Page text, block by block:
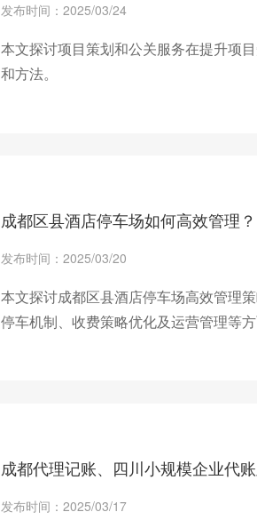
发布时间：2025/03/24
本文探讨项目策划和公关服务在提升项
和方法。
成都区县酒店停车场如何高效管理？
发布时间：2025/03/20
本文探讨成都区县酒店停车场高效管理
停车机制、收费策略优化及运营管理等
成都代理记账、四川小规模企业代
发布时间：2025/03/17